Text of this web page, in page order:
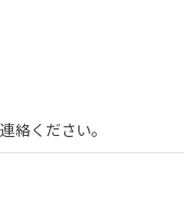
絡ください。